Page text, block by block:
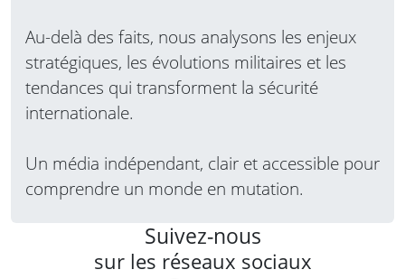
Au-delà des faits, nous analysons les enjeux
stratégiques, les évolutions militaires et les
tendances qui transforment la sécurité
internationale.
Un média indépendant, clair et accessible pour
comprendre un monde en mutation.
Suivez-nous
sur les réseaux sociaux